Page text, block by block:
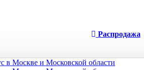
Распродажа